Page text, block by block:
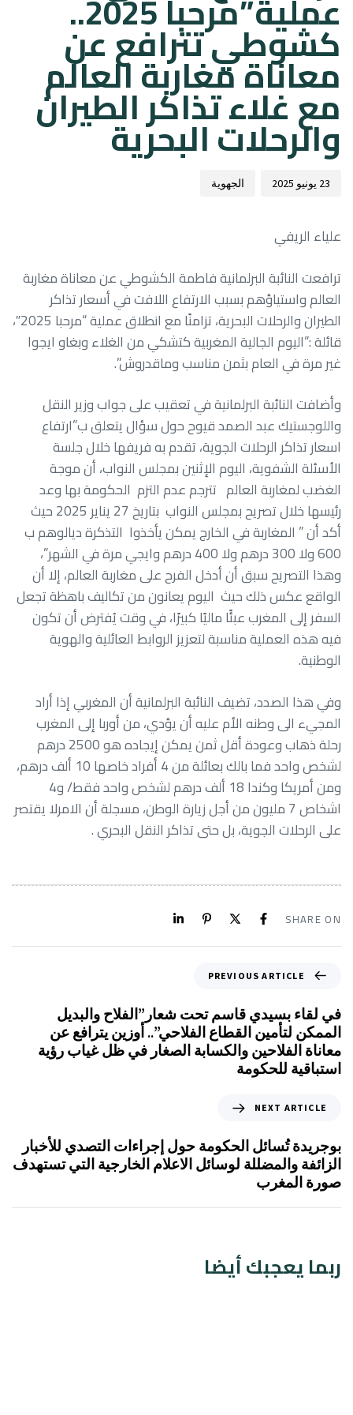
عملية”مرحبا 2025..
كشوطي تترافع عن
معاناة مغاربة العالم
مع غلاء تذاكر الطيران
والرحلات البحرية
23 يونيو 2025 الجهوية
علياء الريفي
ترافعت النائبة البرلمانية فاطمة الكشوطي عن معاناة مغاربة
العالم واستياؤهم بسبب الارتفاع اللافت في أسعار تذاكر
الطيران والرحلات البحرية، تزامنًا مع انطلاق عملية “مرحبا 2025″،
قائلة :”اليوم الجالية المغربية كتشكي من الغلاء وبغاو ايجوا
غير مرة في العام بثمن مناسب وماقدروش”.
وأضافت النائبة البرلمانية في تعقيب على جواب وزير النقل
واللوجستيك عبد الصمد قيوح حول سؤال يتعلق ب”ارتفاع
اسعار تذاكر الرحلات الجوية، تقدم به فريفها خلال جلسة
الأسئلة الشفوية، اليوم الإثنين بمجلس النواب، أن موجة
الغضب لمغاربة العالم تترجم عدم التزم الحكومة بها وعد
رئيسها خلال تصريح بمجلس النواب بتاريخ 27 يناير 2025 حيث
أكد أن ” المغاربة في الخارج يمكن يأخذوا التذكرة ديالوهم ب
600 ولا 300 درهم ولا 400 درهم وايجي مرة في الشهر”،
وهذا التصريح سبق أن أدخل الفرح على مغاربة العالم، إلا أن
الواقع عكس ذلك حيث اليوم يعانون من تكاليف باهظة تجعل
السفر إلى المغرب عبئًا ماليًا كبيرًا، في وقت يُفترض أن تكون
فيه هذه العملية مناسبة لتعزيز الروابط العائلية والهوية
الوطنية.
وفي هذا الصدد، تضيف النائبة البرلمانية أن المغربي إذا أراد
المجيء الى وطنه الأم عليه أن يؤدي، من أوربا إلى المغرب
رحلة ذهاب وعودة أقل ثمن يمكن إيجاده هو 2500 درهم
لشخص واحد فما بالك بعائلة من 4 أفراد خاصها 10 ألف درهم،
ومن أمريكا وكندا 18 ألف درهم لشخص واحد فقط/ و4
اشخاص 7 مليون من أجل زيارة الوطن، مسجلة أن الامرلا يقتصر
على الرحلات الجوية، بل حتى تذاكر النقل البحري .
SHARE ON
PREVIOUS ARTICLE
في لقاء بسيدي قاسم تحت شعار”الفلاح والبديل
الممكن لتأمين القطاع الفلاحي”.. أوزين يترافع عن
معاناة الفلاحين والكسابة الصغار في ظل غياب رؤية
استباقية للحكومة
NEXT ARTICLE
بوجريدة تُسائل الحكومة حول إجراءات التصدي للأخبار
الزائفة والمضللة لوسائل الاعلام الخارجية التي تستهدف
صورة المغرب
ربما يعجبك أيضا